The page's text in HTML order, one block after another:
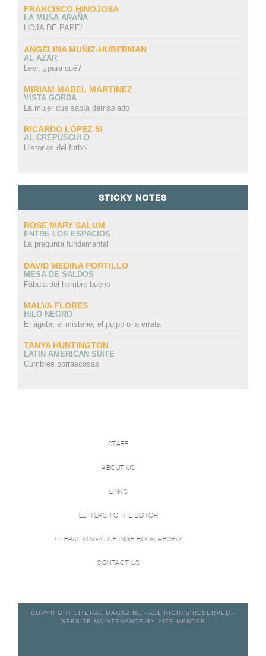
FRANCISCO HINOJOSA
LA MUSA ARAÑA
HOJA DE PAPEL
ANGELINA MUÑIZ-HUBERMAN
AL AZAR
Leer, ¿para qué?
MIRIAM MABEL MARTINEZ
VISTA GORDA
La mujer que sabía demasiado
RICARDO LÓPEZ SI
AL CREPÚSCULO
Historias del futbol
STICKY NOTES
ROSE MARY SALUM
ENTRE LOS ESPACIOS
La pregunta fundamental
DAVID MEDINA PORTILLO
MESA DE SALDOS
Fábula del hombre bueno
MALVA FLORES
HILO NEGRO
El ágata, el misterio, el pulpo o la errata
TANYA HUNTINGTON
LATIN AMERICAN SUITE
Cumbres borrascosas
STAFF
ABOUT US
LINKS
LETTERS TO THE EDITOR
LITERAL MAGAZINE INDIE BOOK REVIEW
CONTACT US
COPYRIGHT LITERAL MAGAZINE - ALL RIGHTS RESERVED -
WEBSITE MAINTENANCE BYSITE MENDER